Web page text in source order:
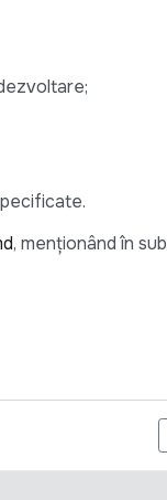
, menționând în
VACANTE ÎN